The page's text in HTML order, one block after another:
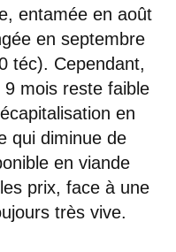
entamée en août
en septembre
téc). Cependant,
mois reste faible
en
qui diminue de
en viande
prix, face à une
très vive.